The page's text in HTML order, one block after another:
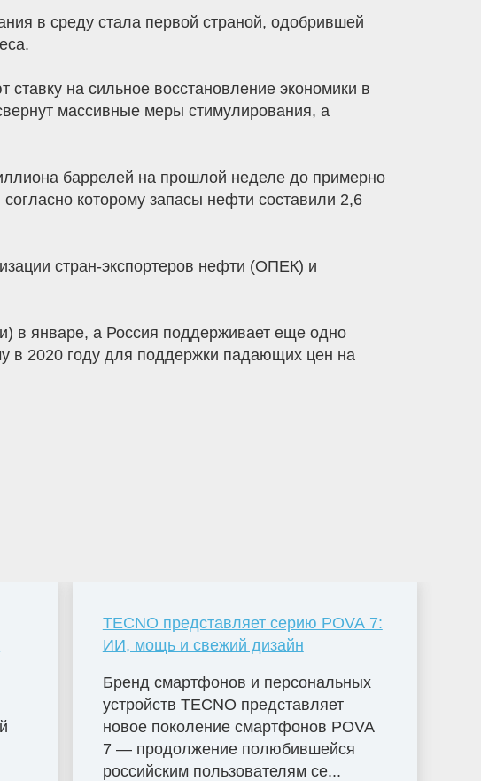
в среду стала первой страной, одобрившей
ставку на сильное восстановление экономики в
массивные меры стимулирования, а
баррелей на прошлой неделе до примерно
которому запасы нефти составили 2,6
стран-экспортеров нефти (ОПЕК) и
в январе, а Россия поддерживает еще одно
в 2020 году для поддержки падающих цен на
TECNO представляет серию POVA 7:
ИИ, мощь и свежий дизайн
Бренд смартфонов и персональных
устройств TECNO представляет
новое поколение смартфонов POVA
7 — продолжение полюбившейся
российским пользователям се...